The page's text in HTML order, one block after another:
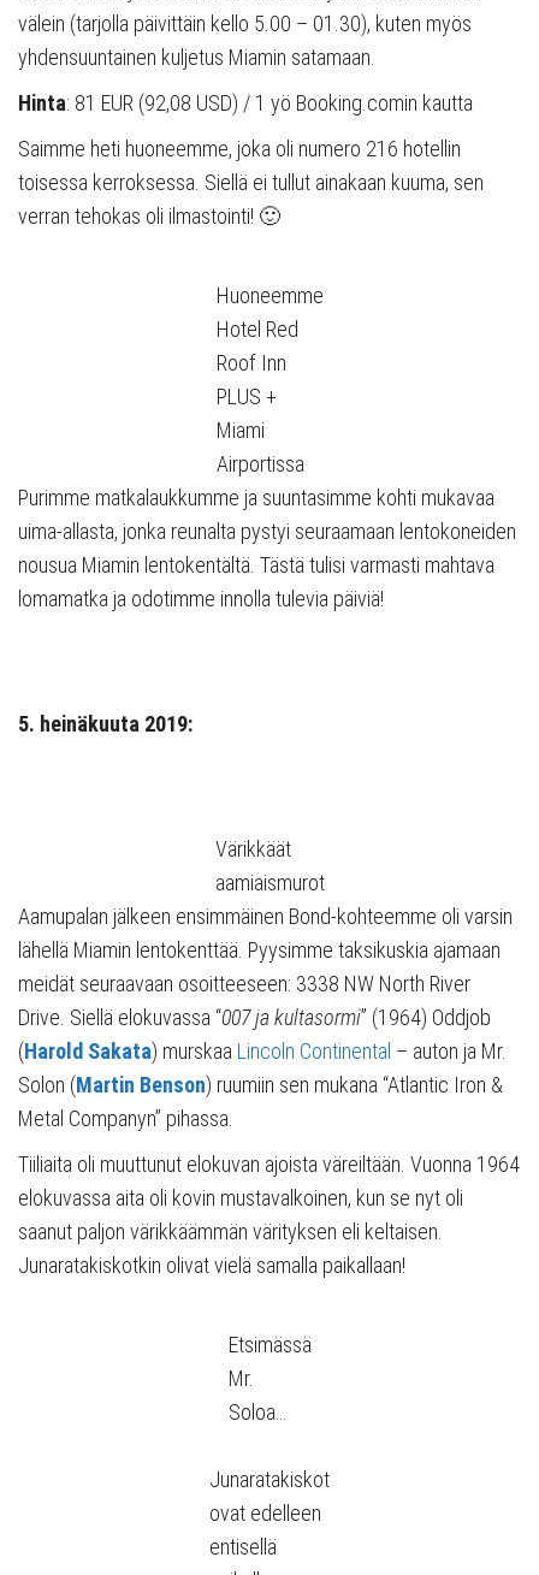
välein (tarjolla päivittäin kello 5.00 – 01.30), kuten myös
yhdensuuntainen kuljetus Miamin satamaan.
Hinta: 81 EUR (92,08 USD) / 1 yö Booking.comin kautta
Saimme heti huoneemme, joka oli numero 216 hotellin
toisessa kerroksessa. Siellä ei tullut ainakaan kuuma, sen
verran tehokas oli ilmastointi! 🙂
Huoneemme
Hotel Red
Roof Inn
PLUS +
Miami
Airportissa
Purimme matkalaukkumme ja suuntasimme kohti mukavaa
uima-allasta, jonka reunalta pystyi seuraamaan lentokoneiden
nousua Miamin lentokentältä. Tästä tulisi varmasti mahtava
lomamatka ja odotimme innolla tulevia päiviä!
5. heinäkuuta 2019:
Värikkäät
aamiaismurot
Aamupalan jälkeen ensimmäinen Bond-kohteemme oli varsin
lähellä Miamin lentokenttää. Pyysimme taksikuskia ajamaan
meidät seuraavaan osoitteeseen: 3338 NW North River
Drive. Siellä elokuvassa “007 ja kultasormi” (1964) Oddjob
(Harold Sakata) murskaa Lincoln Continental – auton ja Mr.
Solon (Martin Benson) ruumiin sen mukana “Atlantic Iron &
Metal Companyn” pihassa.
Tiiliaita oli muuttunut elokuvan ajoista väreiltään. Vuonna 1964
elokuvassa aita oli kovin mustavalkoinen, kun se nyt oli
saanut paljon värikkäämmän värityksen eli keltaisen.
Junaratakiskotkin olivat vielä samalla paikallaan!
Etsimässä
Mr.
Soloa…
Junaratakiskot
ovat edelleen
entisellä